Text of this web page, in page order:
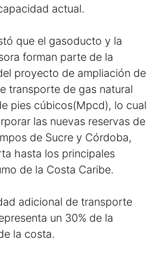
actual.
que el gasoducto y la
forman parte de la
proyecto de ampliación de
transporte de gas natural
pies cúbicos(Mpcd), lo cual
las nuevas reservas de
de Sucre y Córdoba,
hasta los principales
de la Costa Caribe.
adicional de transporte
un 30% de la
la costa.